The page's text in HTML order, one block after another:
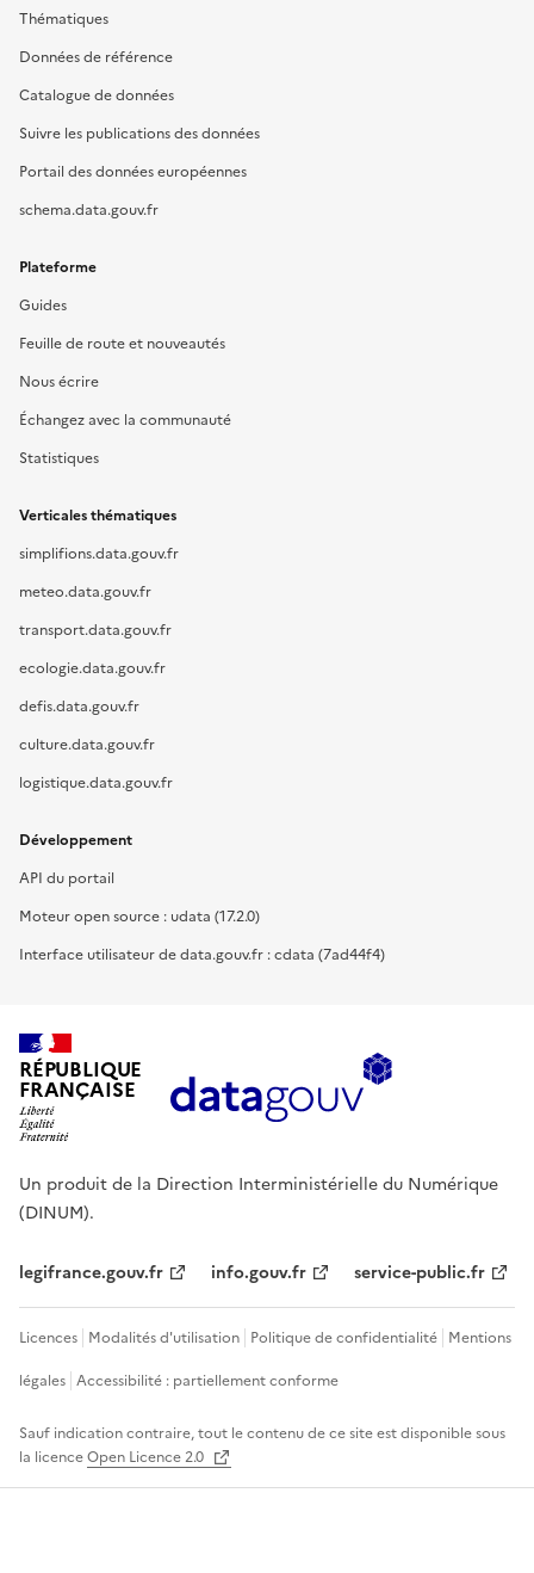
Thématiques
Données de référence
Catalogue de données
Suivre les publications des données
Portail des données européennes
schema.data.gouv.fr
Plateforme
Guides
Feuille de route et nouveautés
Nous écrire
Échangez avec la communauté
Statistiques
Verticales thématiques
simplifions.data.gouv.fr
meteo.data.gouv.fr
transport.data.gouv.fr
ecologie.data.gouv.fr
defis.data.gouv.fr
culture.data.gouv.fr
logistique.data.gouv.fr
Développement
API du portail
Moteur open source : udata (17.2.0)
Interface utilisateur de data.gouv.fr : cdata (7ad44f4)
RÉPUBLIQUE
FRANÇAISE
Un produit de la Direction Interministérielle du Numérique
(DINUM).
legifrance.gouv.fr info.gouv.fr service-public.fr
Licences Modalités d'utilisation Politique de confidentialité Mentions
légales Accessibilité : partiellement conforme
Sauf indication contraire, tout le contenu de ce site est disponible sous
la licenceOpen Licence 2.0